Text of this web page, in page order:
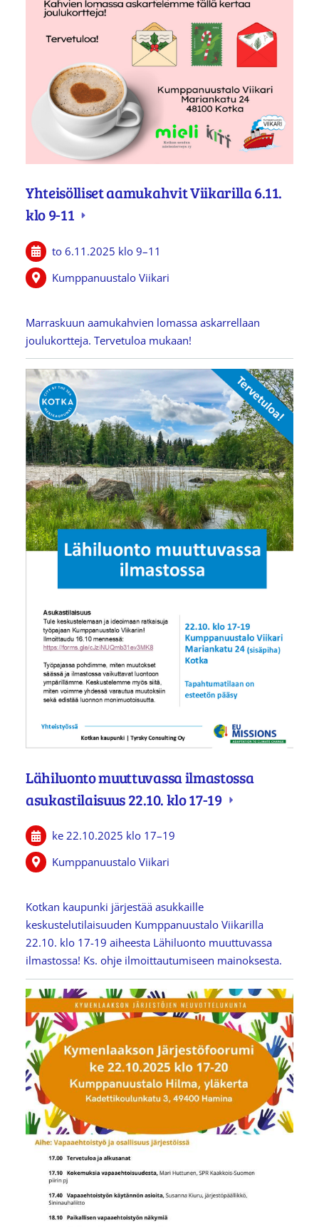
Yhteisölliset aamukahvit Viikarilla 6.11.
klo 9-11
to 6.11.2025 klo 9–11
Kumppanuustalo Viikari
Marraskuun aamukahvien lomassa askarrellaan
joulukortteja. Tervetuloa mukaan!
Lähiluonto muuttuvassa ilmastossa
asukastilaisuus 22.10. klo 17-19
ke 22.10.2025 klo 17–19
Kumppanuustalo Viikari
Kotkan kaupunki järjestää asukkaille
keskustelutilaisuuden Kumppanuustalo Viikarilla
22.10. klo 17-19 aiheesta Lähiluonto muuttuvassa
ilmastossa! Ks. ohje ilmoittautumiseen mainoksesta.